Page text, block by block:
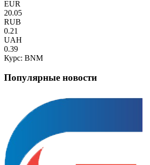
EUR
20.05
RUB
0.21
UAH
0.39
Курс: BNM
Популярные новости